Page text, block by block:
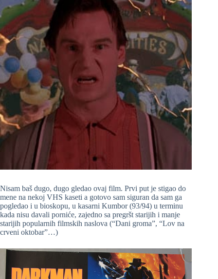
Nisam baš dugo, dugo gledao ovaj film. Prvi put je stigao do
mene na nekoj VHS kaseti a gotovo sam siguran da sam ga
pogledao i u bioskopu, u kasarni Kumbor (93/94) u terminu
kada nisu davali porniće, zajedno sa pregršt starijih i manje
starijih popularnih filmskih naslova (“Dani groma”, “Lov na
crveni oktobar”…)